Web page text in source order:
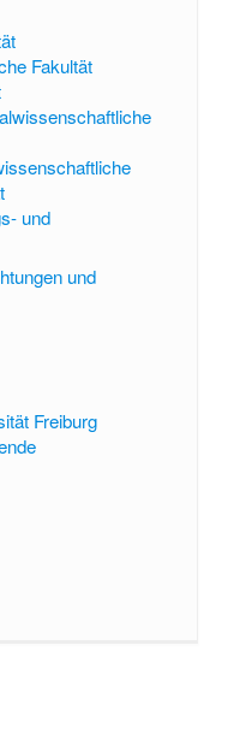
Fakultät
und
und
Freiburg